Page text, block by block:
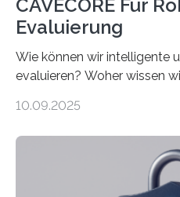
CAVECORE Für
Evaluierung
Wie können wir intelligente
evaluieren? Woher wissen
sich CAVECORE – ein
koordiniert wird. Ab dem 1.
über einen Zeitraum von
Promovierende im Rahmen
10.09.2025